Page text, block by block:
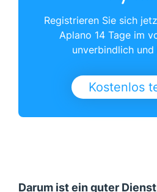
Registrieren Sie sich
Aplano 14 Tage im
unverbindlich
Kostenlos
Darum ist ein guter